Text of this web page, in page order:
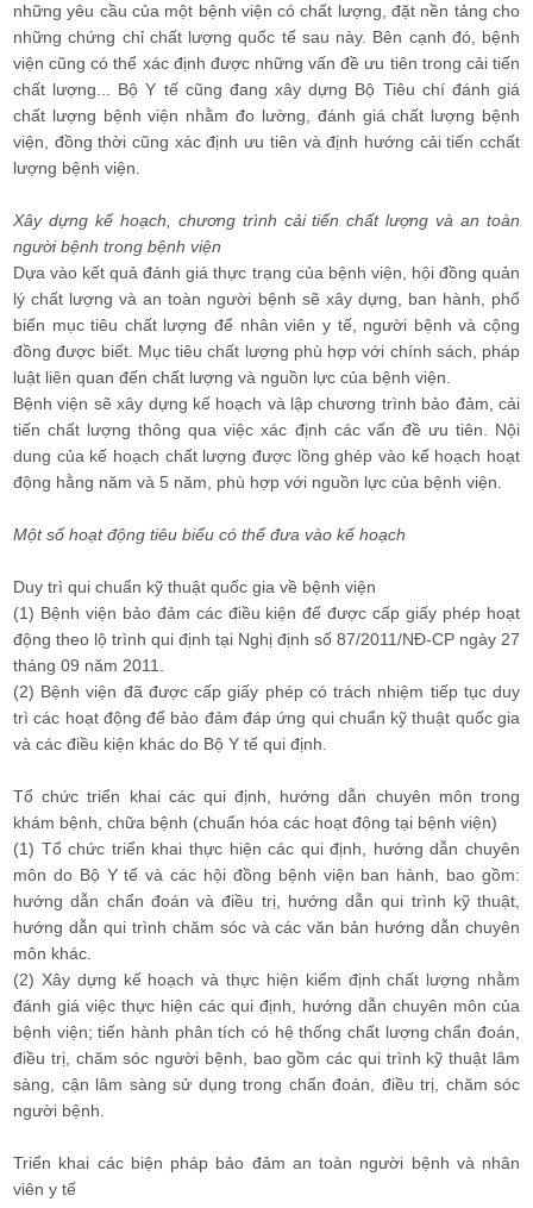
những yêu cầu của một bệnh viện có chất lượng, đặt nền tảng cho
những chứng chỉ chất lượng quốc tế sau này. Bên cạnh đó, bệnh
viện cũng có thể xác định được những vấn đề ưu tiên trong cải tiến
chất lượng... Bộ Y tế cũng đang xây dựng Bộ Tiêu chí đánh giá
chất lượng bệnh viện nhằm đo lường, đánh giá chất lượng bệnh
viện, đồng thời cũng xác định ưu tiên và định hướng cải tiến cchất
lượng bệnh viện.
Xây dựng kế hoạch, chương trình cải tiến chất lượng và an toàn
người bệnh trong bệnh viện
Dựa vào kết quả đánh giá thực trạng của bệnh viện, hội đồng quản
lý chất lượng và an toàn người bệnh sẽ xây dựng, ban hành, phổ
biến mục tiêu chất lượng để nhân viên y tế, người bệnh và cộng
đồng được biết. Mục tiêu chất lượng phù hợp với chính sách, pháp
luật liên quan đến chất lượng và nguồn lực của bệnh viện.
Bệnh viện sẽ xây dựng kế hoạch và lập chương trình bảo đảm, cải
tiến chất lượng thông qua việc xác định các vấn đề ưu tiên. Nội
dung của kế hoạch chất lượng được lồng ghép vào kế hoạch hoạt
động hằng năm và 5 năm, phù hợp với nguồn lực của bệnh viện.
Một số hoạt động tiêu biểu có thể đưa vào kế hoạch
Duy trì qui chuẩn kỹ thuật quốc gia về bệnh viện
(1) Bệnh viện bảo đảm các điều kiện để được cấp giấy phép hoạt
động theo lộ trình qui định tại Nghị định số 87/2011/NĐ-CP ngày 27
tháng 09 năm 2011.
(2) Bệnh viện đã được cấp giấy phép có trách nhiệm tiếp tục duy
trì các hoạt động để bảo đảm đáp ứng qui chuẩn kỹ thuật quốc gia
và các điều kiện khác do Bộ Y tế qui định.
Tổ chức triển khai các qui định, hướng dẫn chuyên môn trong
khám bệnh, chữa bệnh (chuẩn hóa các hoạt động tại bệnh viện)
(1) Tổ chức triển khai thực hiện các qui định, hướng dẫn chuyên
môn do Bộ Y tế và các hội đồng bệnh viện ban hành, bao gồm:
hướng dẫn chẩn đoán và điều trị, hướng dẫn qui trình kỹ thuật,
hướng dẫn qui trình chăm sóc và các văn bản hướng dẫn chuyên
môn khác.
(2) Xây dựng kế hoạch và thực hiện kiểm định chất lượng nhằm
đánh giá việc thực hiện các qui định, hướng dẫn chuyên môn của
bệnh viện; tiến hành phân tích có hệ thống chất lượng chẩn đoán,
điều trị, chăm sóc người bệnh, bao gồm các qui trình kỹ thuật lâm
sàng, cận lâm sàng sử dụng trong chẩn đoán, điều trị, chăm sóc
người bệnh.
Triển khai các biện pháp bảo đảm an toàn người bệnh và nhân
viên y tế